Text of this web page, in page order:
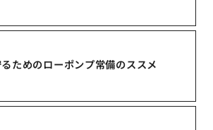
ためのローポンプ常備のススメ